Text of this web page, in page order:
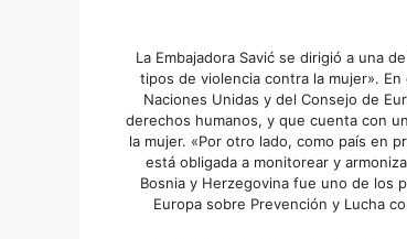
La Embajadora Savić se dirigió a una
tipos de violencia contra la mujer».
Naciones Unidas y del Consejo de
derechos humanos, y que cuenta con
la mujer. «Por otro lado, como país en
está obligada a monitorear y
Bosnia y Herzegovina fue uno de los
Europa sobre Prevención y Lucha